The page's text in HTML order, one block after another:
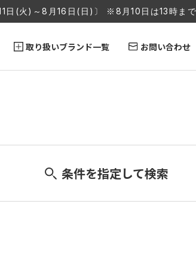
日(火)～8月16日(日)〕 ※8月10日は13時まで
取り扱いブランド一覧 お問い合わせ
条件を指定して検索